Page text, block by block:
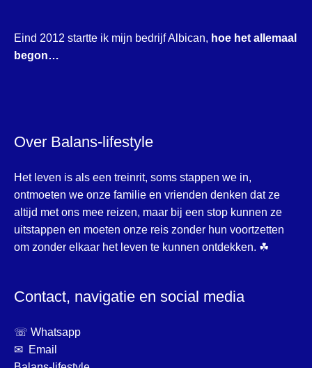
Eind 2012 startte ik mijn bedrijf Albican, hoe het allemaal
begon…
Over Balans-lifestyle
Het leven is als een treinrit, soms stappen we in,
ontmoeten we onze familie en vrienden denken dat ze
altijd met ons mee reizen, maar bij een stop kunnen ze
uitstappen en moeten onze reis zonder hun voortzetten
om zonder elkaar het leven te kunnen ontdekken. ☘
Contact, navigatie en social media
☏ Whatsapp
✉ Email